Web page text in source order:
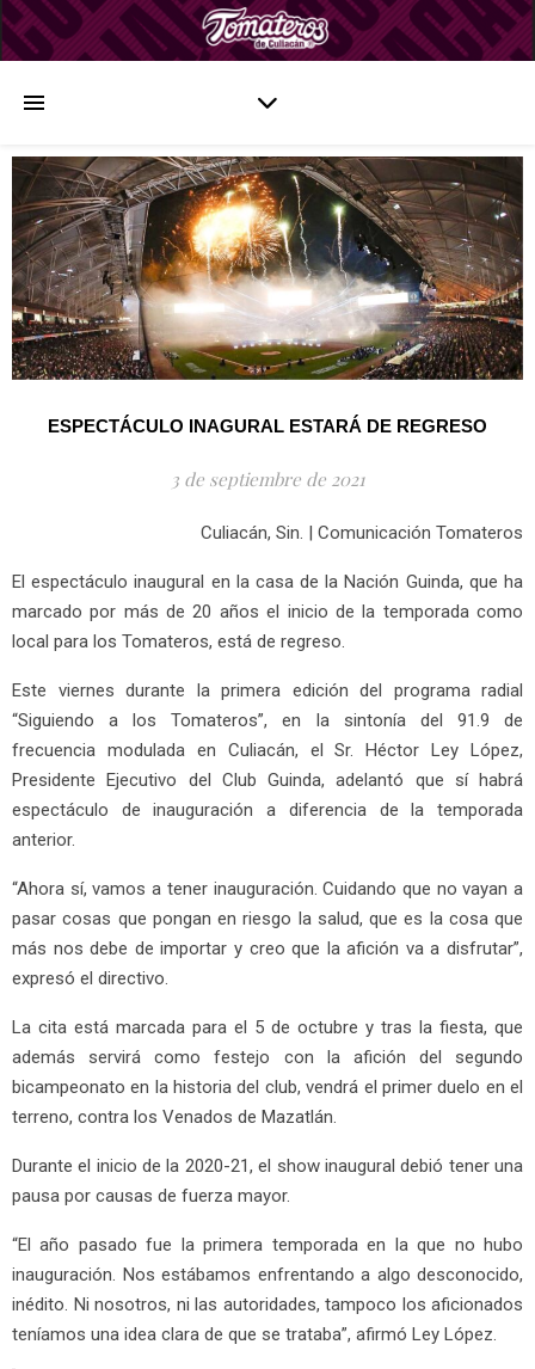
ESPECTÁCULO INAGURAL ESTARÁ DE REGRESO
3 de septiembre de 2021
Culiacán, Sin. | Comunicación Tomateros
El espectáculo inaugural en la casa de la Nación Guinda, que ha
marcado por más de 20 años el inicio de la temporada como
local para los Tomateros, está de regreso.
Este viernes durante la primera edición del programa radial
“Siguiendo a los Tomateros”, en la sintonía del 91.9 de
frecuencia modulada en Culiacán, el Sr. Héctor Ley López,
Presidente Ejecutivo del Club Guinda, adelantó que sí habrá
espectáculo de inauguración a diferencia de la temporada
anterior.
“Ahora sí, vamos a tener inauguración. Cuidando que no vayan a
pasar cosas que pongan en riesgo la salud, que es la cosa que
más nos debe de importar y creo que la afición va a disfrutar”,
expresó el directivo.
La cita está marcada para el 5 de octubre y tras la fiesta, que
además servirá como festejo con la afición del segundo
bicampeonato en la historia del club, vendrá el primer duelo en el
terreno, contra los Venados de Mazatlán.
Durante el inicio de la 2020-21, el show inaugural debió tener una
pausa por causas de fuerza mayor.
“El año pasado fue la primera temporada en la que no hubo
inauguración. Nos estábamos enfrentando a algo desconocido,
inédito. Ni nosotros, ni las autoridades, tampoco los aficionados
teníamos una idea clara de que se trataba”, afirmó Ley López.